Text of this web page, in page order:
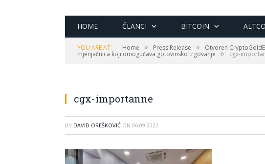
HOME ČLANCI BITCOIN
YOU ARE AT: Home » Press Release » Otvoren
mjenjačnica koji omogućava gotovinsko trgovanje » cgx-
cgx-importanne
BY DAVID OREŠKOVIĆ ON 06.09.2022